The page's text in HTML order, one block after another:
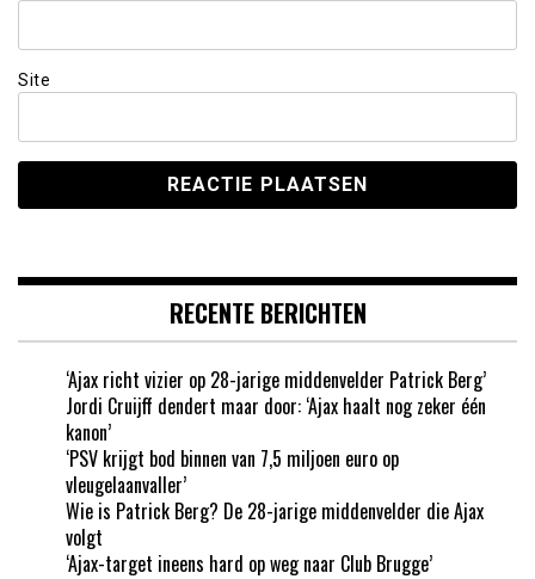
Site
RECENTE BERICHTEN
‘Ajax richt vizier op 28-jarige middenvelder Patrick Berg’
Jordi Cruijff dendert maar door: ‘Ajax haalt nog zeker één
kanon’
‘PSV krijgt bod binnen van 7,5 miljoen euro op
vleugelaanvaller’
Wie is Patrick Berg? De 28-jarige middenvelder die Ajax
volgt
‘Ajax-target ineens hard op weg naar Club Brugge’